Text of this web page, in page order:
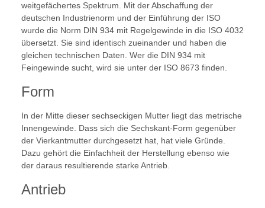
weitgefächertes Spektrum. Mit der Abschaffung der
deutschen Industrienorm und der Einführung der ISO
wurde die Norm DIN 934 mit Regelgewinde in die ISO 4032
übersetzt. Sie sind identisch zueinander und haben die
gleichen technischen Daten. Wer die DIN 934 mit
Feingewinde sucht, wird sie unter der ISO 8673 finden.
Form
In der Mitte dieser sechseckigen Mutter liegt das metrische
Innengewinde. Dass sich die Sechskant-Form gegenüber
der Vierkantmutter durchgesetzt hat, hat viele Gründe.
Dazu gehört die Einfachheit der Herstellung ebenso wie
der daraus resultierende starke Antrieb.
Antrieb